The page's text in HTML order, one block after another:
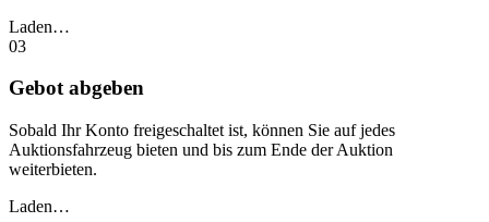
Laden…
03
Gebot abgeben
Sobald Ihr Konto freigeschaltet ist, können Sie auf jedes
Auktionsfahrzeug bieten und bis zum Ende der Auktion
weiterbieten.
Laden…